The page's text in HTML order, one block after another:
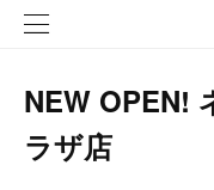
NEW OPEN!
ラザ店